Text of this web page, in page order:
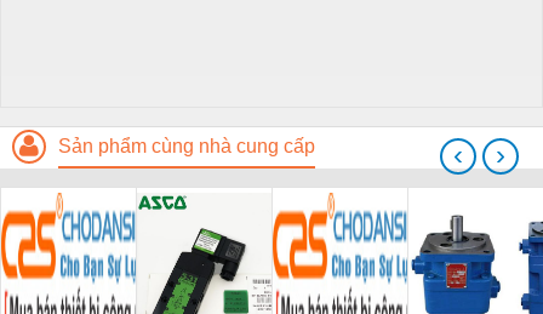
Sản phẩm cùng nhà cung cấp ‹ ›